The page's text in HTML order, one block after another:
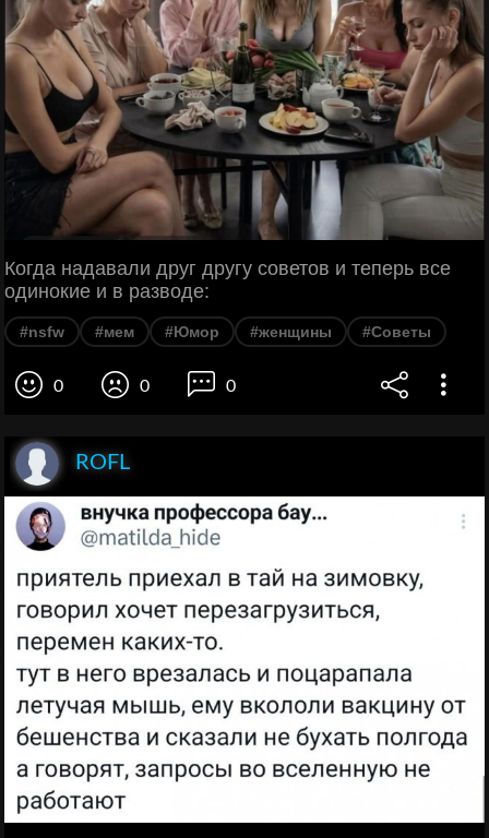
Когда надавали друг другу советов и теперь все
одинокие и в разводе:
#nsfw #мем #Юмор #женщины #Советы
0 0 0
ROFL